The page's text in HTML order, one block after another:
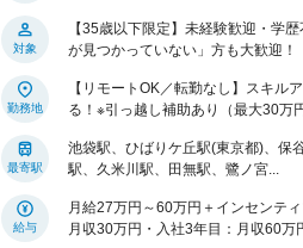
対象
【35歳以下限定】未経験歓迎・学
が見つかっていない」方も大歓迎！
勤務地
【リモートOK／転勤なし】スキル
る！※引っ越し補助あり（最大30万
最寄駅
池袋駅、ひばりケ丘駅(東京都)、保
駅、久米川駅、田無駅、鷺ノ宮...
給与
月給27万円～60万円＋インセンテ
月収30万円・入社3年目：月収60万